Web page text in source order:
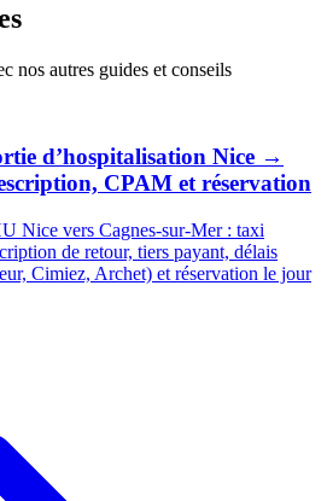
nos autres guides et conseils
d’hospitalisation Nice →
CPAM et réservation
Nice vers Cagnes-sur-Mer : taxi
de retour, tiers payant, délais
Cimiez, Archet) et réservation le jour